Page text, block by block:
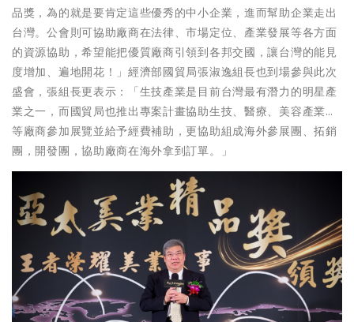
品獎，為的就是要肯定這些優秀的中小企業，進而幫助企業走出
台灣。公會則可協助廠商在法律、市場定位、產業發展等各方面
的資源協助，希望能把優質廠商引領到各邦交國，讓台灣的能見
度增加、遍地開花！」經濟部國貿局張淑逸組長也到場參與此次
盛會，張組長更表示：「生技產業是目前台灣最有潛力的明星產
業之一，而國貿局也推出專案計畫協助生技、醫療、美容產業…
等廠商參加展覽並給予經費補助，更協助組成海外參展團、拓銷
團，開發團，協助廠商在海外拿到訂單。」